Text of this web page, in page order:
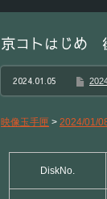
京コトはじめ
2024.01.05
映像玉手匣 > 2024/01/
DiskNo.